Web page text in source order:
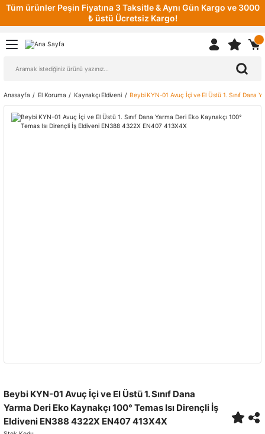
Tüm ürünler Peşin Fiyatına 3 Taksitle & Aynı Gün Kargo ve 3000
₺ üstü Ücretsiz Kargo!
Anasayfa El Koruma Kaynakçı Eldiveni Beybi KYN-01 Avuç İçi ve El Üstü 1. Sınıf Dana
Beybi KYN-01 Avuç İçi ve El Üstü 1. Sınıf Dana
Yarma Deri Eko Kaynakçı 100° Temas Isı Dirençli İş
Eldiveni EN388 4322X EN407 413X4X